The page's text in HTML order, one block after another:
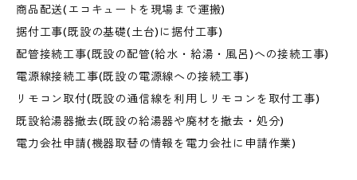
商品配送(エコキュートを現場まで運搬)
据付工事(既設の基礎(土台)に据付工事)
配管接続工事(既設の配管(給水・給湯・風呂)への接続工事)
電源線接続工事(既設の電源線への接続工事)
リモコン取付(既設の通信線を利用しリモコンを取付工事)
既設給湯器撤去(既設の給湯器や廃材を撤去・処分)
電力会社申請(機器取替の情報を電力会社に申請作業)